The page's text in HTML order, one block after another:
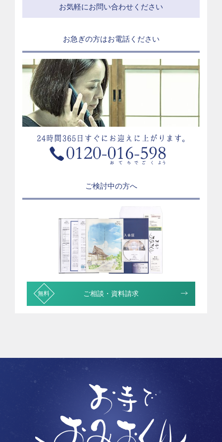
お気軽にお問い合わせください
お急ぎの方はお電話ください
ご検討中の方へ
ご相談・資料請求